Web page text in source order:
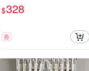
$328
券